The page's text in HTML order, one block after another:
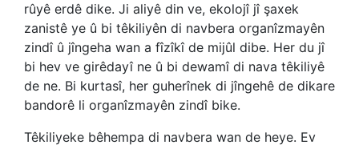
rûyê erdê dike. Ji aliyê din ve, ekolojî jî şaxek
zanistê ye û bi têkiliyên di navbera organîzmayên
zindî û jîngeha wan a fîzîkî de mijûl dibe. Her du jî
bi hev ve girêdayî ne û bi dewamî di nava têkiliyê
de ne. Bi kurtasî, her guherînek di jîngehê de dikare
bandorê li organîzmayên zindî bike.
Têkiliyeke bêhempa di navbera wan de heye. Ev